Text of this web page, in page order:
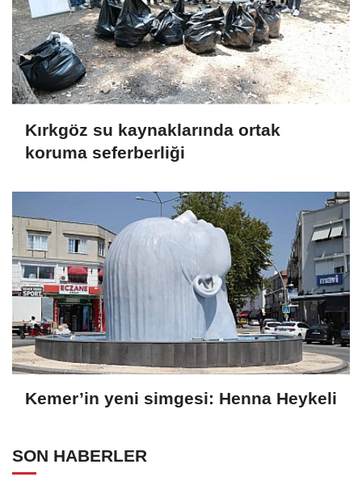
Kırkgöz su kaynaklarında ortak
koruma seferberliği
Kemer’in yeni simgesi: Henna Heykeli
SON HABERLER